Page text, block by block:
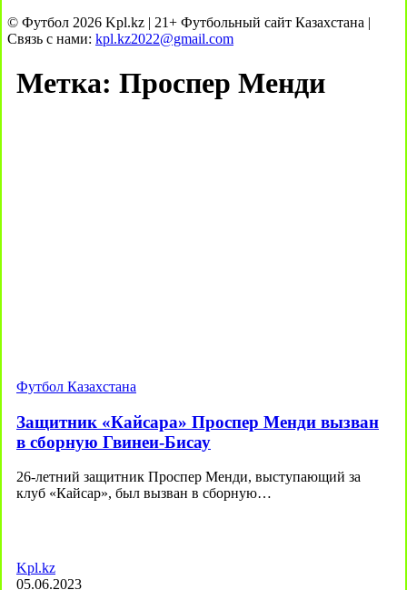
© Футбол 2026 Kpl.kz | 21+ Футбольный сайт Казахстана |
Связь с нами: kpl.kz2022@gmail.com
Метка: Проспер Менди
Футбол Казахстана
Защитник «Кайсара» Проспер Менди вызван
в сборную Гвинеи-Бисау
26-летний защитник Проспер Менди, выступающий за
клуб «Кайсар», был вызван в сборную…
Kpl.kz
05.06.2023